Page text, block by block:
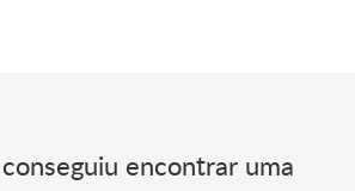
encontrar uma